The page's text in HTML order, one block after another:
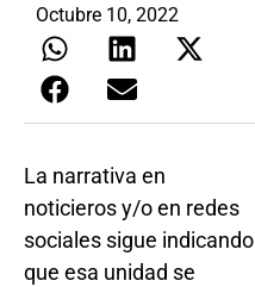
Octubre 10, 2022
La narrativa en
noticieros y/o en redes
sociales sigue indicando
que esa unidad se